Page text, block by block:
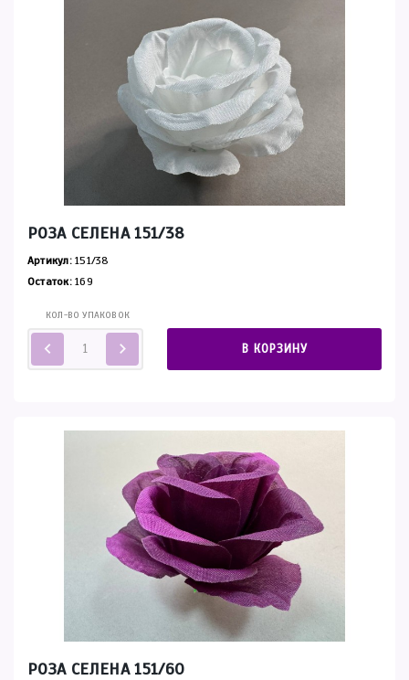
РОЗА СЕЛЕНА 151/38
Артикул:151/38
Остаток:169
КОЛ-ВО УПАКОВОК
В КОРЗИНУ
РОЗА СЕЛЕНА 151/60